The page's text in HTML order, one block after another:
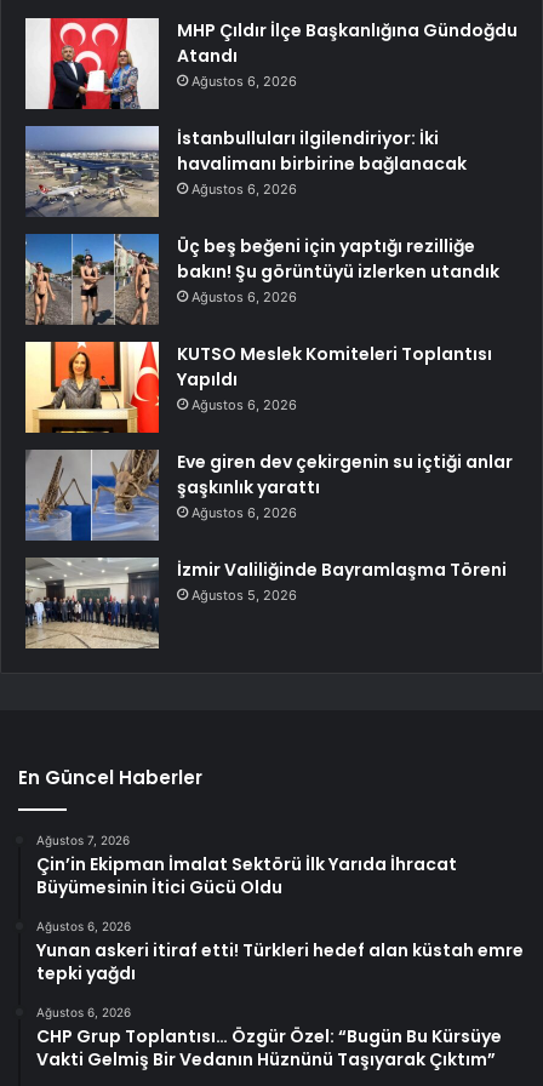
MHP Çıldır İlçe Başkanlığına Gündoğdu
Atandı
Ağustos 6, 2026
İstanbulluları ilgilendiriyor: İki
havalimanı birbirine bağlanacak
Ağustos 6, 2026
Üç beş beğeni için yaptığı rezilliğe
bakın! Şu görüntüyü izlerken utandık
Ağustos 6, 2026
KUTSO Meslek Komiteleri Toplantısı
Yapıldı
Ağustos 6, 2026
Eve giren dev çekirgenin su içtiği anlar
şaşkınlık yarattı
Ağustos 6, 2026
İzmir Valiliğinde Bayramlaşma Töreni
Ağustos 5, 2026
En Güncel Haberler
Ağustos 7, 2026
Çin’in Ekipman İmalat Sektörü İlk Yarıda İhracat
Büyümesinin İtici Gücü Oldu
Ağustos 6, 2026
Yunan askeri itiraf etti! Türkleri hedef alan küstah emre
tepki yağdı
Ağustos 6, 2026
CHP Grup Toplantısı… Özgür Özel: “Bugün Bu Kürsüye
Vakti Gelmiş Bir Vedanın Hüznünü Taşıyarak Çıktım”